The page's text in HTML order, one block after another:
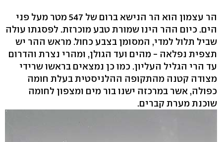
הר עצמון הוא הר הנישא ברום של 547 מטר מעל פני
הים. כיום ההר הינו שמורת טבע מוכרזת. לפסגתו עולה
שביל תלול למדי, המסומן בצבע כחול. מראש ההר יש
תצפית נפלאה - מהים ועד הגולן, ומהרי נצרת והדרום
עד הרי הגליל העליון. כמו כן נמצאים בראשו שרידי
מצודה קטנה מהתקופה ההלניסטית בעלת חומה
כפולה, אשר במרכזה ישנו בור מים ומצפון לחומה
שוכנת מערת קברים.